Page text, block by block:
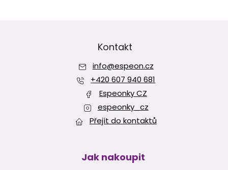
c
p
r
v
k
y
v
ý
s
u
Kontakt
info@espeon.cz
+420 607 940 681
Espeonky CZ
espeonky_cz
Přejít do kontaktů
Jak nakoupit